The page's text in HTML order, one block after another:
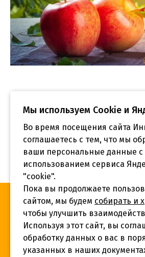
«Инва-Студия. Академия. Центр
© 2026 г.
Мы используем Сookie и
Во время посещения сайта
соглашаетесь с тем, что мы
ваши персональные данные с
использованием сервиса
"cookie".
Пока вы продолжаете
сайтом, мы будем собирать и
чтобы улучшить
Используя этот сайт, вы
обработку данных о вас в
указанных в наших